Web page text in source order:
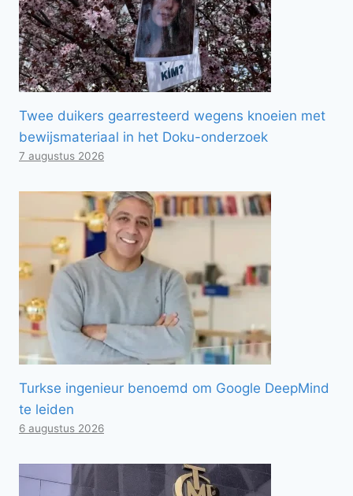
Twee duikers gearresteerd wegens knoeien met
bewijsmateriaal in het Doku-onderzoek
7 augustus 2026
Turkse ingenieur benoemd om Google DeepMind
te leiden
6 augustus 2026